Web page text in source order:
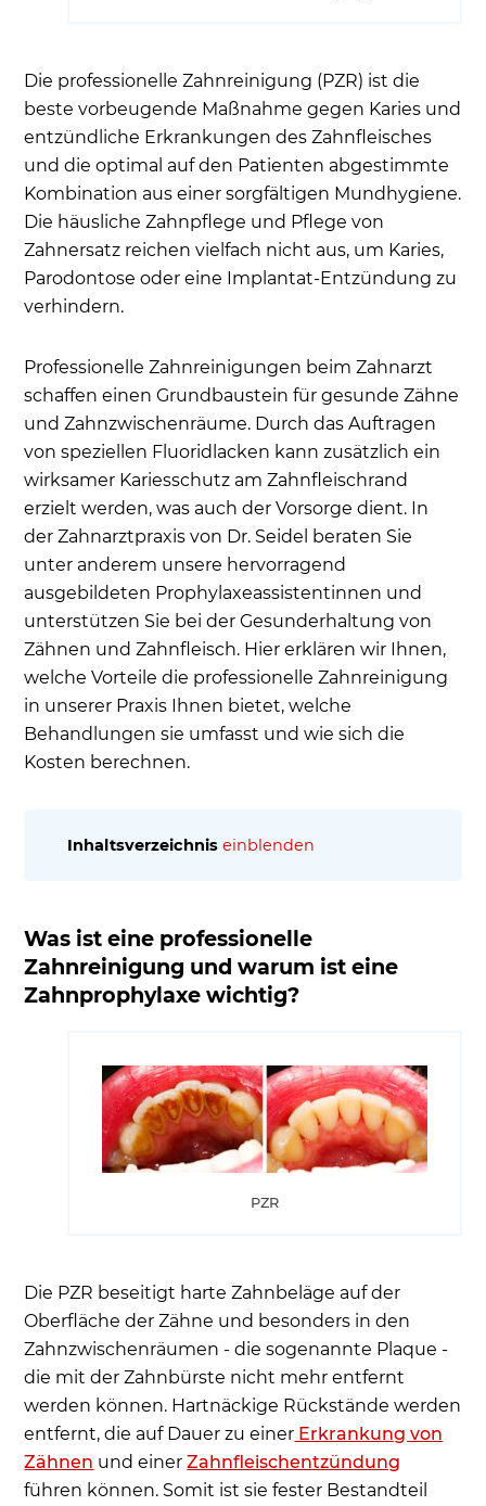
Die professionelle Zahnreinigung (PZR) ist die
beste vorbeugende Maßnahme gegen Karies und
entzündliche Erkrankungen des Zahnfleisches
und die optimal auf den Patienten abgestimmte
Kombination aus einer sorgfältigen Mundhygiene.
Die häusliche Zahnpflege und Pflege von
Zahnersatz reichen vielfach nicht aus, um Karies,
Parodontose oder eine Implantat-Entzündung zu
verhindern.
Professionelle Zahnreinigungen beim Zahnarzt
schaffen einen Grundbaustein für gesunde Zähne
und Zahnzwischenräume. Durch das Auftragen
von speziellen Fluoridlacken kann zusätzlich ein
wirksamer Kariesschutz am Zahnfleischrand
erzielt werden, was auch der Vorsorge dient. In
der Zahnarztpraxis von Dr. Seidel beraten Sie
unter anderem unsere hervorragend
ausgebildeten Prophylaxeassistentinnen und
unterstützen Sie bei der Gesunderhaltung von
Zähnen und Zahnfleisch. Hier erklären wir Ihnen,
welche Vorteile die professionelle Zahnreinigung
in unserer Praxis Ihnen bietet, welche
Behandlungen sie umfasst und wie sich die
Kosten berechnen.
Inhaltsverzeichnis einblenden
PZR: Ist die Zahnvorsorge in der Zahnarztpraxis
für jeden Patienten sinnvoll?
Diese Vorteile haben Sie von einer professionellen
Kann die professionelle Zahnreinigung mit
Ultraschall schädlich für Ihre Zähne sein?
Ablauf einer PZR - Wie läuft eine professionelle
Zahnreinigung ab?
Zahnkrankheiten vorbeugen - Wie oft ist eine
professionelle Zahnreinigung empfehlenswert
für gesunde Zähne?
Ist eine professionelle Zahnreinigung
schmerzhaft?
Kann eine professionelle Zahnreinigung die
Zähne aufhellen?
Was ist eine professionelle
Zahnreinigung und warum ist eine
Zahnprophylaxe wichtig?
PZR
Die PZR beseitigt harte Zahnbeläge auf der
Oberfläche der Zähne und besonders in den
Zahnzwischenräumen - die sogenannte Plaque -
die mit der Zahnbürste nicht mehr entfernt
werden können. Hartnäckige Rückstände werden
entfernt, die auf Dauer zu einer Erkrankung von
Zähnen und einerZahnfleischentzündung
führen können. Somit ist sie fester Bestandteil